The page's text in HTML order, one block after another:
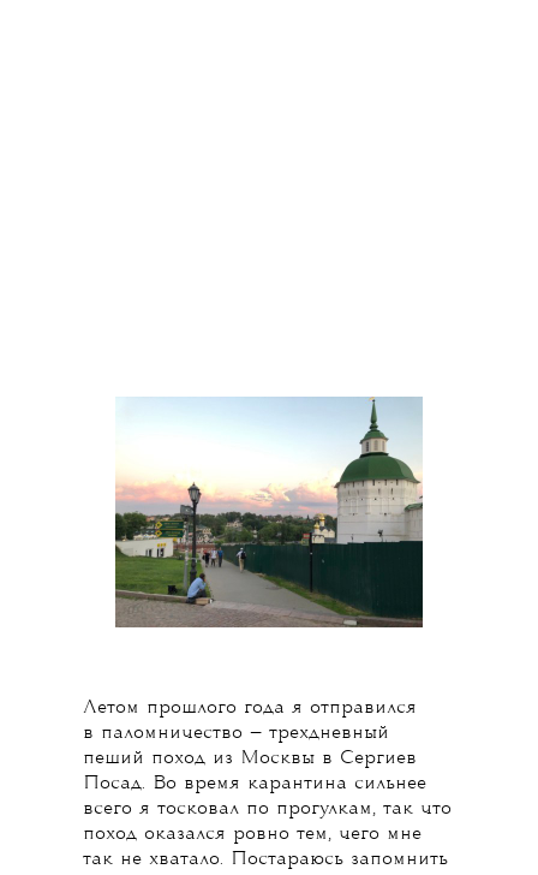
Летом прошлого года я отправился
в паломничество — трехдневный
пеший поход из Москвы в Сергиев
Посад. Во время карантина сильнее
всего я тосковал по прогулкам, так что
поход оказался ровно тем, чего мне
так не хватало. Постараюсь запомнить